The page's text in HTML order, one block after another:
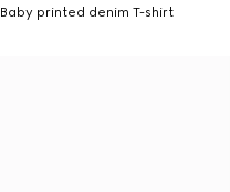
Baby printed denim T-shirt